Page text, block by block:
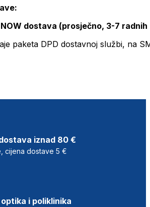
NOW dostava (prosječno, 3-7 radnih
paketa DPD dostavnoj službi, na
iznad 80 €
cijena dostave 5 €
i poliklinika